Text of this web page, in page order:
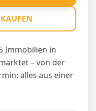
Immobilien in
– von der
alles aus einer